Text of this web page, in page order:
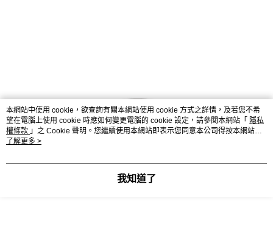
本網站中使用 cookie，欲查詢有關本網站使用 cookie 方式之詳情，及若您不希
望在電腦上使用 cookie 時應如何變更電腦的 cookie 設定，請參閱本網站「 隱私
權條款 」之 Cookie 聲明。您繼續使用本網站即表示您同意本公司得按本網站使
用條款之 Cookie 聲明使用 cookie。
了解更多 >
我知道了